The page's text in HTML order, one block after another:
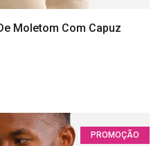
Moletom Com Capuz
PROMOÇÃO